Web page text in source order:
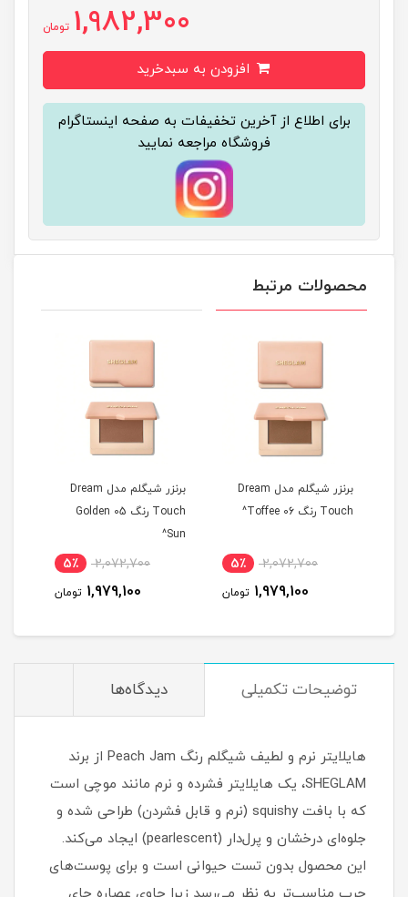
1,982,300 تومان
برای اطلاع از آخرین تخفیفات به صفحه اینستاگرام
فروشگاه مراجعه نمایید
محصولات مرتبط
برنزر شیگلم مدل Dream
Touch رنگ 06 Toffee^
2,072,700 5٪
1,979,100 تومان
برنزر شیگلم مدل Dream
Touch رنگ 05 Golden
Sun^
2,072,700 5٪
1,979,100 تومان
توضیحات تکمیلی دیدگاه‌ها
هایلایتر نرم و لطیف شیگلم رنگ Peach Jam از برند
SHEGLAM، یک هایلایتر فشرده و نرم مانند موچی است
که با بافت squishy (نرم و قابل فشردن) طراحی شده و
جلوه‌ای درخشان و پرل‌دار (pearlescent) ایجاد می‌کند.
این محصول بدون تست حیوانی است و برای پوست‌های